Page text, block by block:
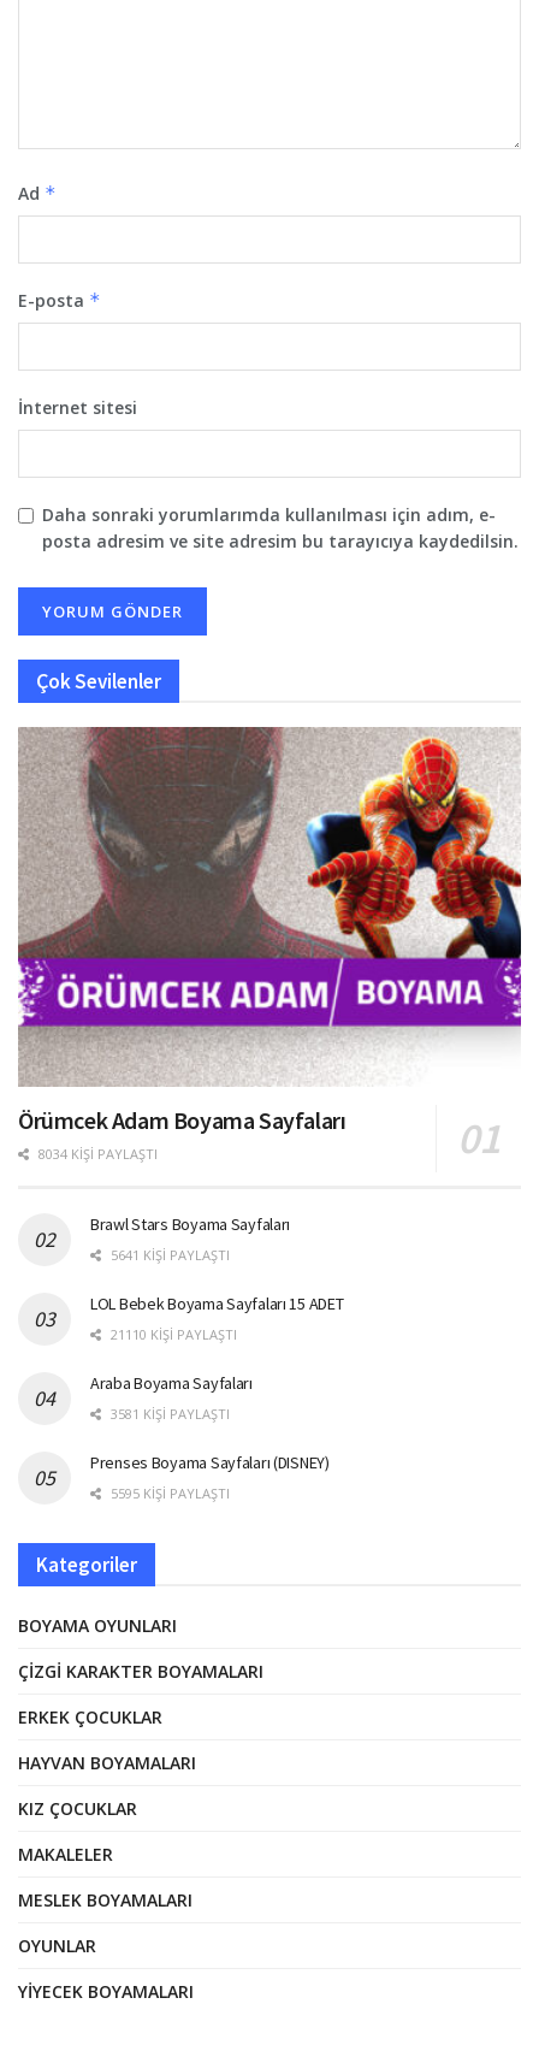
Ad *
E-posta *
İnternet sitesi
Daha sonraki yorumlarımda kullanılması için adım, e-
posta adresim ve site adresim bu tarayıcıya kaydedilsin.
Çok Sevilenler
Örümcek Adam Boyama Sayfaları
8034 KIŞI PAYLAŞTI
Brawl Stars Boyama Sayfaları
5641 KIŞI PAYLAŞTI
LOL Bebek Boyama Sayfaları 15 ADET
21110 KIŞI PAYLAŞTI
Araba Boyama Sayfaları
3581 KIŞI PAYLAŞTI
Prenses Boyama Sayfaları (DISNEY)
5595 KIŞI PAYLAŞTI
Kategoriler
BOYAMA OYUNLARI
ÇIZGI KARAKTER BOYAMALARI
ERKEK ÇOCUKLAR
HAYVAN BOYAMALARI
KIZ ÇOCUKLAR
MAKALELER
MESLEK BOYAMALARI
OYUNLAR
YIYECEK BOYAMALARI